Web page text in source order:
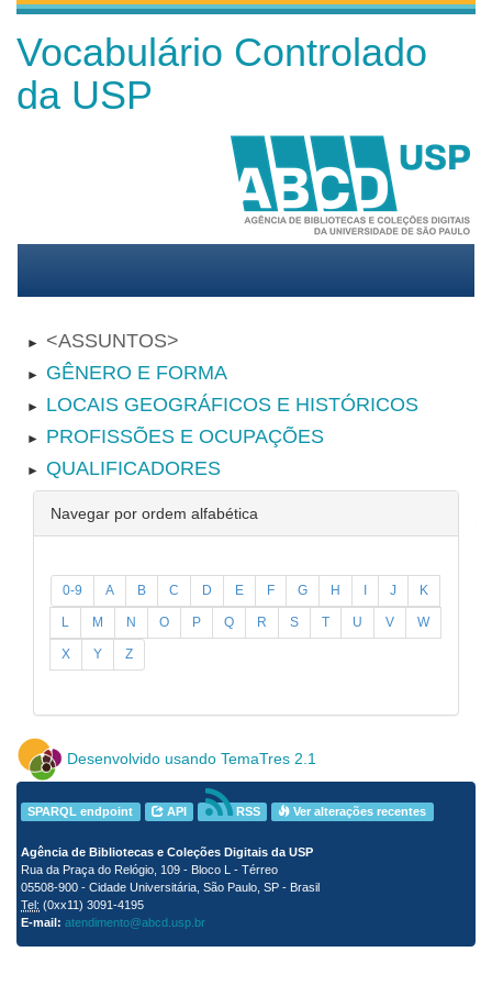
Vocabulário Controlado
da USP
► ASSUNTOS
► GÊNERO E FORMA
► LOCAIS GEOGRÁFICOS E HISTÓRICOS
► PROFISSÕES E OCUPAÇÕES
► QUALIFICADORES
Navegar por ordem alfabética
0-9 A B C D E F G H I J K
L M N O P Q R S T U V W
X Y Z
Desenvolvido usando TemaTres 2.1
SPARQL endpoint API RSS Ver alterações recentes
Agência de Bibliotecas e Coleções Digitais da USP
Rua da Praça do Relógio, 109 - Bloco L - Térreo
05508-900 - Cidade Universitária, São Paulo, SP - Brasil
Tel: (0xx11) 3091-4195
E-mail: atendimento@abcd.usp.br